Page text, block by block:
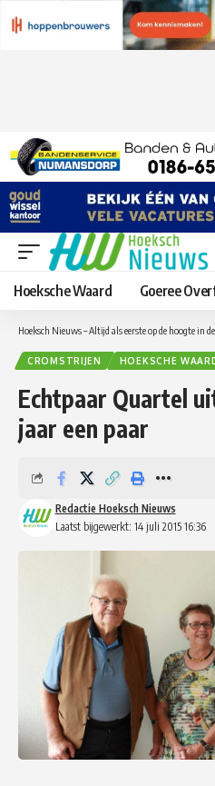
Hoeksche Waard Goeree
Hoeksch Nieuws – Altijd als eerste op de hoogte in
CROMSTRIJEN HOEKSCHE
Echtpaar Quartel
jaar een paar
Laatst bijgewerkt: 14 juli 2015 16:36
Redactie Hoeksch Nieuws